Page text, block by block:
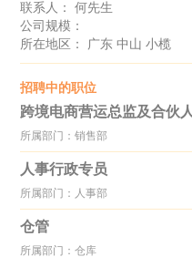
联系人： 何先生
公司规模：
所在地区： 广东 中山 小榄
招聘中的职位
跨境电商营运总监及合伙人
所属部门：销售部
人事行政专员
所属部门：人事部
仓管
所属部门：仓库